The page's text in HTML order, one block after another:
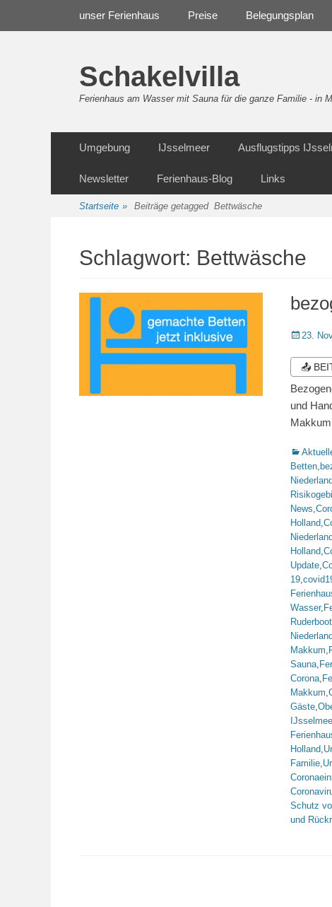
unser Ferienhaus Preise Belegungsplan
Schakelvilla
Ferienhaus am Wasser mit Sauna für die ganze Familie - in
Inhalt
Umgebung IJsselmeer Ausflugstipps
Newsletter Ferienhaus-Blog Links
Startseite » Beiträge getagged Bettwäsche
Schlagwort: Bettwäsche
23.
📤
und
Betten,
News,
Holland,
Holland,
Update,
19,
Wasser,
Ruderboot
Makkum,
Sauna,
Corona,
Makkum,
Gäste,
Holland,
Familie,
Schutz
und